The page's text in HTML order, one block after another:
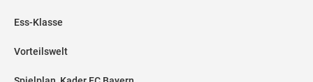
Ess-Klasse
Vorteilswelt